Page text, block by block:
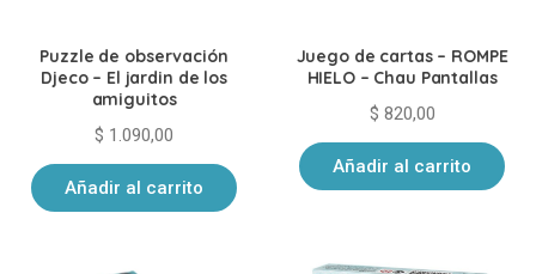
Puzzle de observación
Djeco – El jardin de los
amiguitos
$ 1.090,00
Añadir al carrito
Juego de cartas – ROMPE
HIELO – Chau Pantallas
$ 820,00
Añadir al carrito